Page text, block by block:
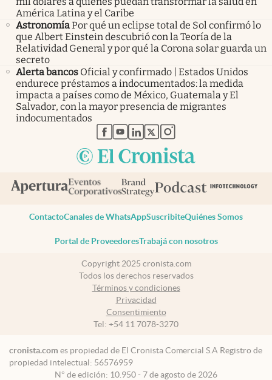
América Latina y el Caribe
AstronomíaPor qué un eclipse total de Sol confirmó lo
que Albert Einstein descubrió con la Teoría de la
Relatividad General y por qué la Corona solar guarda un
secreto
Alerta bancos Oficial y confirmado | Estados Unidos
endurece préstamos a indocumentados: la medida
impacta a países como de México, Guatemala y El
Salvador, con la mayor presencia de migrantes
indocumentados
abre en nueva pestaña
abre en nueva pestaña
abre en nueva pestaña
abre en nueva pestaña
abre en nueva pestaña
ContactoCanales de WhatsAppSuscribiteQuiénes Somos
Portal de ProveedoresTrabajá con nosotros
Copyright 2025 cronista.com
Todos los derechos reservados
Términos y condiciones
Privacidad
Consentimiento
Tel: +54 11 7078-3270
cronista.com es propiedad de El Cronista Comercial S.A Registro de
propiedad intelectual: 56576959
N° de edición: 10.950 - 7 de agosto de 2026